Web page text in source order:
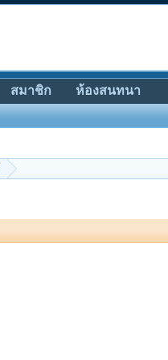
สมาชิก ห้องสนทนา